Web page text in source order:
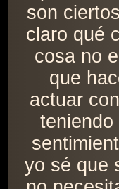
son
claro qué
cosa no
que
actuar
yo sé que